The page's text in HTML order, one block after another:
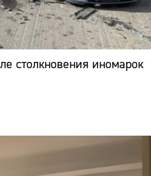
столкновения иномарок